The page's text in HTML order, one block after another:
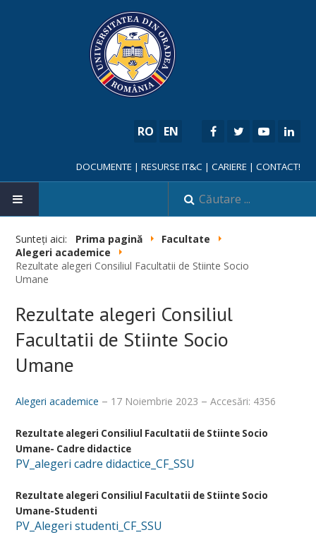
RO EN
DOCUMENTE | RESURSE IT&C | CARIERE | CONTACT!
NOUTĂȚI
Despre noi
Misiune, obiective, viziune
Secretariat și administrativ
Alegeri academice
Hotărâri CF_FSSU
Centru Universitar pentru Acces, Diversitate și Incluziune
Sunteți aici: Prima pagină
Facultate
Alegeri academice
Rezultate alegeri Consiliul Facultatii de Stiinte Socio
Umane
Rezultate alegeri Consiliul
Facultatii de Stiinte Socio
Umane
Alegeri academice 17 Noiembrie 2023 Accesări: 4356
Rezultate alegeri Consiliul Facultatii de Stiinte Socio
Umane- Cadre didactice
PV_alegeri cadre didactice_CF_SSU
Rezultate alegeri Consiliul Facultatii de Stiinte Socio
Umane-Studenti
PV_Alegeri studenti_CF_SSU